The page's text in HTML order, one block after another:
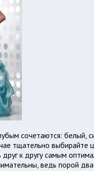
сочетаются: белый,
тщательно выбирайте
к другу самым
ведь порой